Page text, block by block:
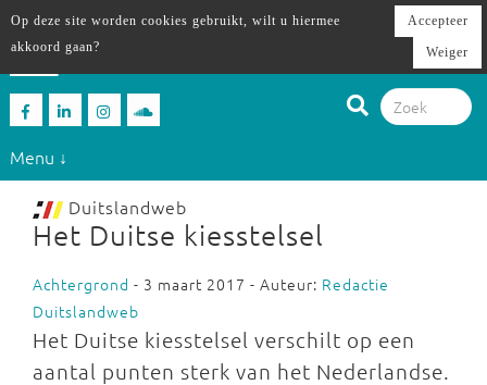
Menu ↓
Duitslandweb
Het Duitse kiesstelsel
Achtergrond - 3 maart 2017 - Auteur: Redactie
Duitslandweb
Het Duitse kiesstelsel verschilt op een
aantal punten sterk van het Nederlandse.
Op deze site worden cookies gebruikt, wilt u hiermee
akkoord gaan?
Accepteer
Weiger